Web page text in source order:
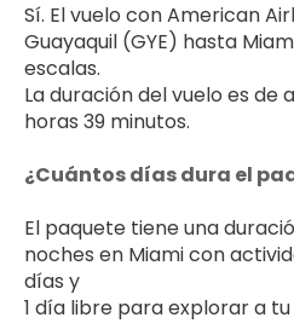
Sí. El vuelo con American
Guayaquil (GYE) hasta
escalas.
La duración del vuelo es de
horas 39 minutos.
¿Cuántos días dura el
El paquete tiene una
noches en Miami con
días y
1 día libre para explorar a